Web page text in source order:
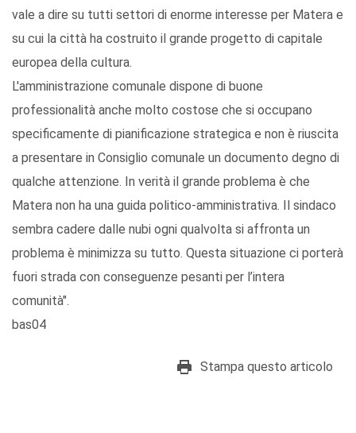
vale a dire su tutti settori di enorme interesse per Matera e
su cui la città ha costruito il grande progetto di capitale
europea della cultura.
L'amministrazione comunale dispone di buone
professionalità anche molto costose che si occupano
specificamente di pianificazione strategica e non è riuscita
a presentare in Consiglio comunale un documento degno di
qualche attenzione. In verità il grande problema è che
Matera non ha una guida politico-amministrativa. Il sindaco
sembra cadere dalle nubi ogni qualvolta si affronta un
problema è minimizza su tutto. Questa situazione ci porterà
fuori strada con conseguenze pesanti per l’intera
comunità".
bas04
Stampa questo articolo